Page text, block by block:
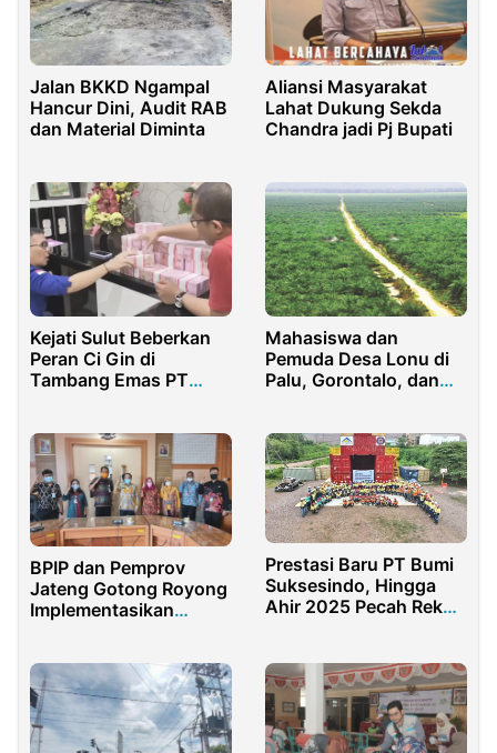
Jalan BKKD Ngampal
Hancur Dini, Audit RAB
dan Material Diminta
Aliansi Masyarakat
Lahat Dukung Sekda
Chandra jadi Pj Bupati
Kejati Sulut Beberkan
Peran Ci Gin di
Tambang Emas PT
Dipanggil
Mahasiswa dan
Pemuda Desa Lonu di
Palu, Gorontalo, dan
Menolak PT HIP
BPIP dan Pemprov
Jateng Gotong Royong
Implementasikan
Prestasi Baru PT Bumi
Suksesindo, Hingga
Ahir 2025 Pecah Rekor